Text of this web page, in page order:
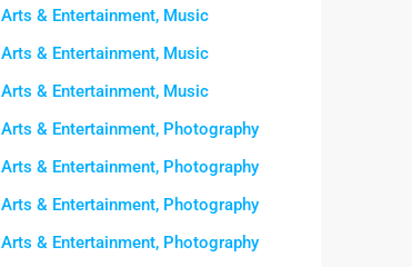
Arts & Entertainment, Music
Arts & Entertainment, Music
Arts & Entertainment, Music
Arts & Entertainment, Photography
Arts & Entertainment, Photography
Arts & Entertainment, Photography
Arts & Entertainment, Photography